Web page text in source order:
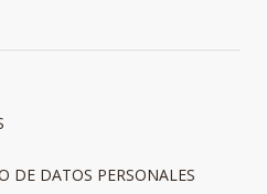
DE DATOS PERSONALES